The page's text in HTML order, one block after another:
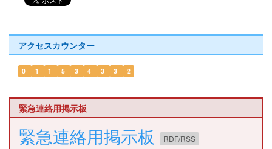
アクセスカウンター
0 1 1 5 3 4 3 3 2
緊急連絡用掲示板
緊急連絡用掲示板 RDF/RSS